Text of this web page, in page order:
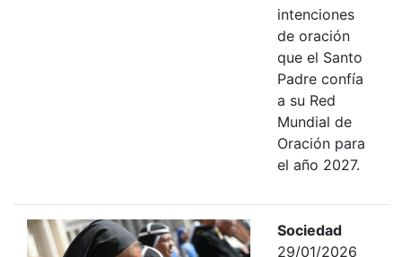
intenciones
de oración
que el Santo
Padre confía
a su Red
Mundial de
Oración para
el año 2027.
Sociedad
29/01/2026